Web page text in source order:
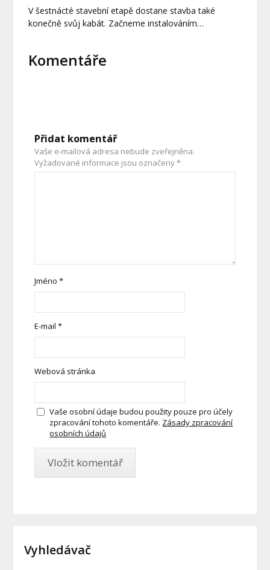
V šestnácté stavební etapě dostane stavba také
konečně svůj kabát. Začneme instalováním…
Komentáře
Přidat komentář
Vaše e-mailová adresa nebude zveřejněna.
Vyžadované informace jsou označeny*
Jméno*
E-mail*
Webová stránka
Vaše osobní údaje budou použity pouze pro účely
zpracování tohoto komentáře. Zásady zpracování
osobních údajů
Vyhledávač